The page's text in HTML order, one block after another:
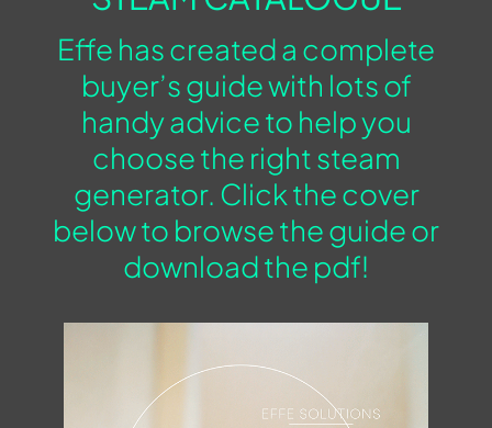
Effe has created a complete
buyer’s guide with lots of
handy advice to help you
choose the right steam
generator. Click the cover
below to browse the guide or
download the pdf!